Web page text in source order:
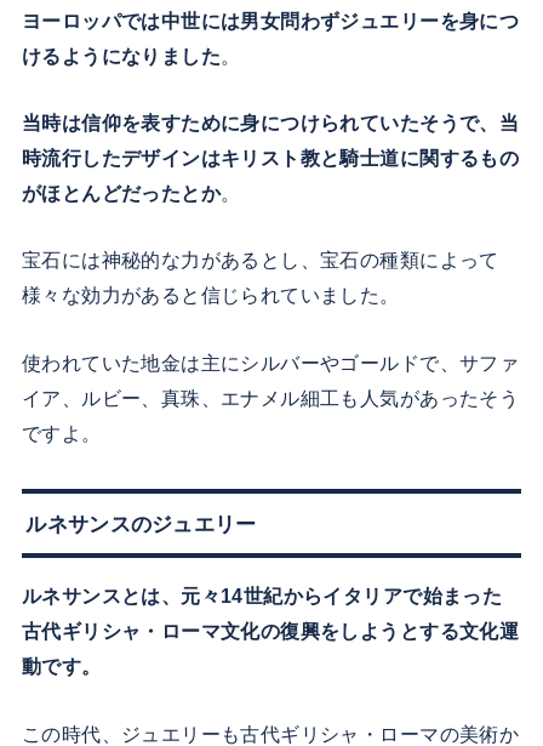
ヨーロッパでは中世には男女問わずジュエリーを身につ
けるようになりました。
当時は信仰を表すために身につけられていたそうで、当
時流行したデザインはキリスト教と騎士道に関するもの
がほとんどだったとか。
宝石には神秘的な力があるとし、宝石の種類によって
様々な効力があると信じられていました。
使われていた地金は主にシルバーやゴールドで、サファ
イア、ルビー、真珠、エナメル細工も人気があったそう
ですよ。
ルネサンスのジュエリー
ルネサンスとは、元々14世紀からイタリアで始まった
古代ギリシャ・ローマ文化の復興をしようとする文化運
動です。
この時代、ジュエリーも古代ギリシャ・ローマの美術か